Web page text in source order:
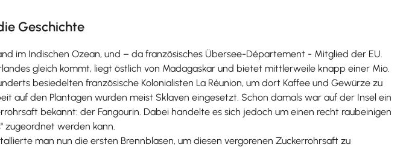
Geschichte
im Indischen Ozean, und – da französisches Übersee-Département - Mitglied der EU.
gleich kommt, liegt östlich von Madagaskar und bietet mittlerweile knapp einer Mio.
besiedelten französische Kolonialisten La Réunion, um dort Kaffee und Gewürze zu
auf den Plantagen wurden meist Sklaven eingesetzt. Schon damals war auf der Insel ein
bekannt: der Fangourin. Dabei handelte es sich jedoch um einen recht raubeinigen
zugeordnet werden kann.
man nun die ersten Brennblasen, um diesen vergorenen Zuckerrohrsaft zu